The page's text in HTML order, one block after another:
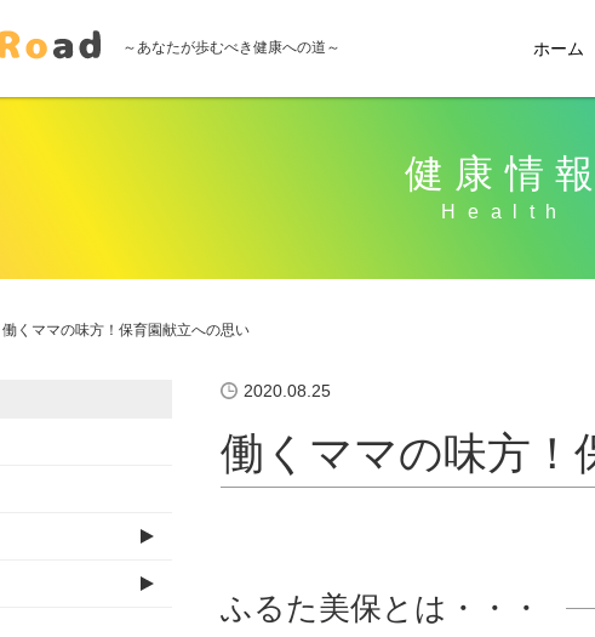
～あなたが歩むべき健康への道～ ホーム
健康情報
働くママの味方！保育園献立への思い
2020.08.25
働くママの味方！
ふるた美保とは・・・